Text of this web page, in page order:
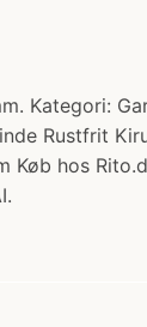
Kategori:
Rustfrit
Køb hos